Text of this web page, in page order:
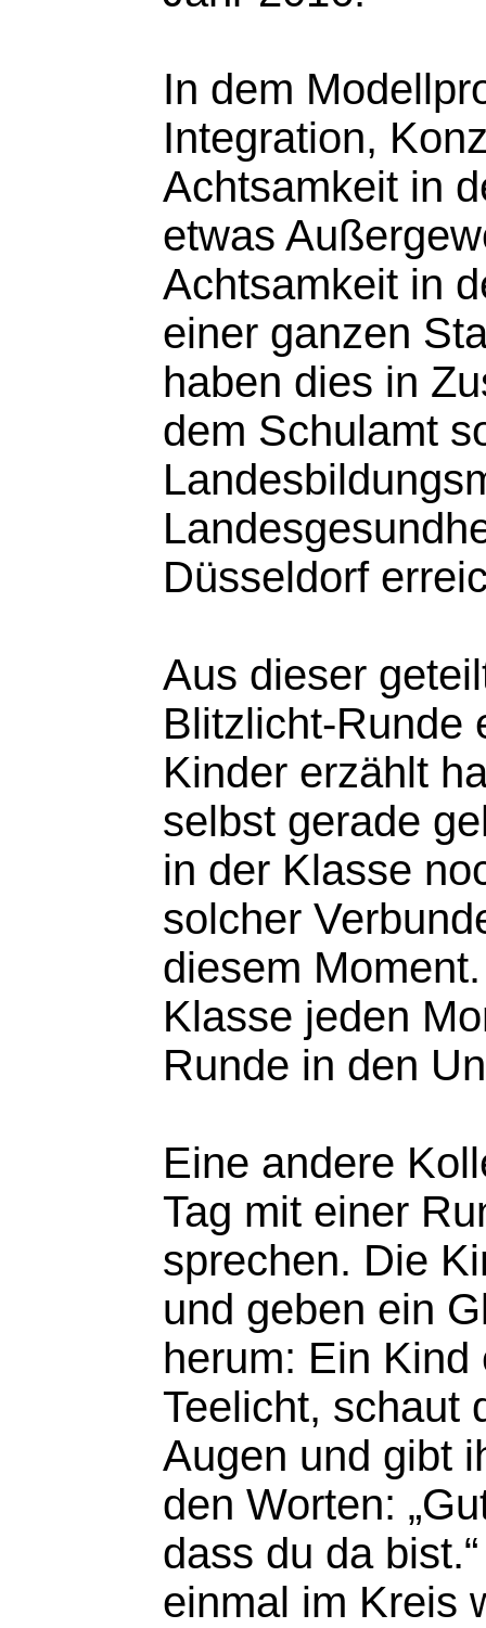
In dem
Integration,
Achtsamkeit in
etwas
Achtsamkeit in
einer ganzen
haben dies in
dem Schulamt
Düsseldorf
Aus dieser
Blitzlicht-Runde
Kinder erzählt
selbst gerade
in der Klasse
solcher
diesem
Klasse jeden
Runde in den
Eine andere
Tag mit einer
sprechen. Die
und geben ein
herum: Ein Kind
Teelicht, schaut
Augen und gibt
den Worten:
dass du da
einmal im Kreis